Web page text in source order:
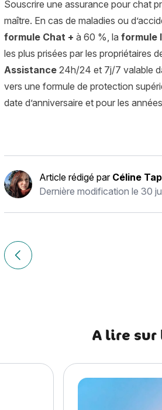
Souscrire une assurance pour chat
maître. En cas de maladies ou
formule Chat + à 60 %, la formule
les plus prisées par les propriétaires
Assistance 24h/24 et 7j/7 valable
vers une formule de protection
date d’anniversaire et pour les
Article rédigé par Céline
Dernière modification le 30
Navigation
de
Article précédent Scottish Fold à
A lire sur